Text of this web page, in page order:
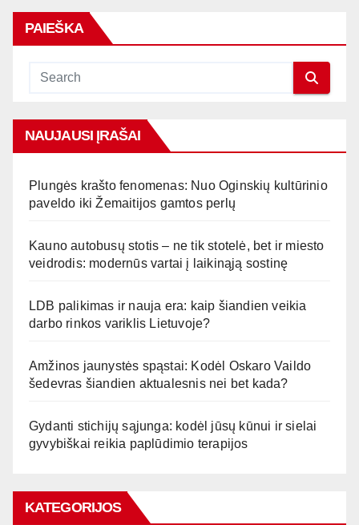
PAIEŠKA
NAUJAUSI ĮRAŠAI
Plungės krašto fenomenas: Nuo Oginskių kultūrinio
paveldo iki Žemaitijos gamtos perlų
Kauno autobusų stotis – ne tik stotelė, bet ir miesto
veidrodis: modernūs vartai į laikinąją sostinę
LDB palikimas ir nauja era: kaip šiandien veikia
darbo rinkos variklis Lietuvoje?
Amžinos jaunystės spąstai: Kodėl Oskaro Vaildo
šedevras šiandien aktualesnis nei bet kada?
Gydanti stichijų sąjunga: kodėl jūsų kūnui ir sielai
gyvybiškai reikia paplūdimio terapijos
KATEGORIJOS